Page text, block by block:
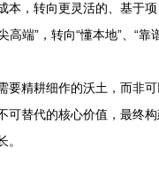
本，转向更灵活的、基于项
高端”，转向“懂本地”、“靠
要精耕细作的沃土，而非
替代的核心价值，最终